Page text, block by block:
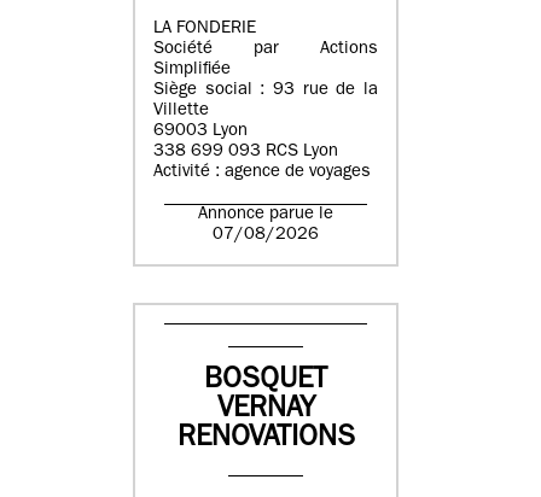
LA FONDERIE
Société par Actions
Simplifiée
Siège social : 93 rue de la
Villette
69003 Lyon
338 699 093 RCS Lyon
Activité : agence de voyages
Annonce parue le
07/08/2026
BOSQUET
VERNAY
RENOVATIONS